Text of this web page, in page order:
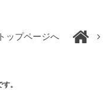
トップページへ
。